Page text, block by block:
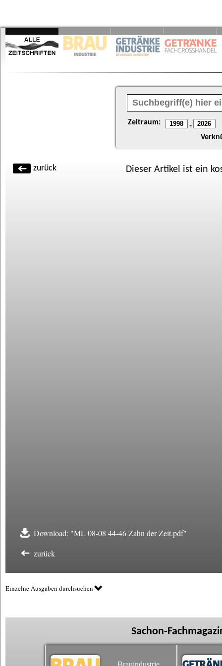
Zeitraum: -
zurück Dieser Artikel ist ein
Download: "ML 08-08 44-46 Zahn der Zeit.pdf"
zurück
Einzelne Ausgaben durchsuchen
Sachon-
Brauindustrie